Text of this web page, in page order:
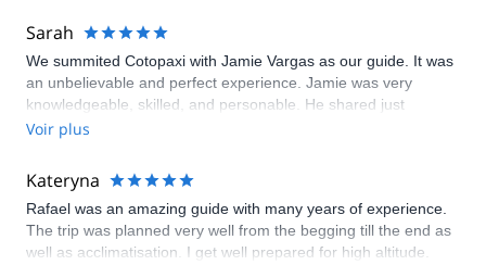
Sarah
We summited Cotopaxi with Jamie Vargas as our guide. It was
an unbelievable and perfect experience. Jamie was very
knowledgeable, skilled, and personable. He shared just
enough information with us for each part of the trip for us to be
communicate with our guide and the company before the trip.
The food was really nice and the whole experience staying at
the refuge and meeting other climbers and guides. We were
very confident in Jamie’s skills and ability to keep us safe. His
saying “never give up!” was very motivating for our successful
Voir plus
Kateryna
Rafael was an amazing guide with many years of experience.
The trip was planned very well from the begging till the end as
well as acclimatisation. I get well prepared for high altitude.